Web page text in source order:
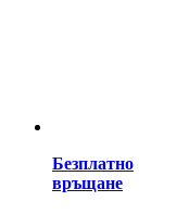
Безплатно
връщане